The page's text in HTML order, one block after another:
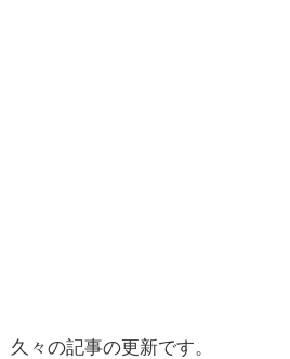
久々の記事の更新です。